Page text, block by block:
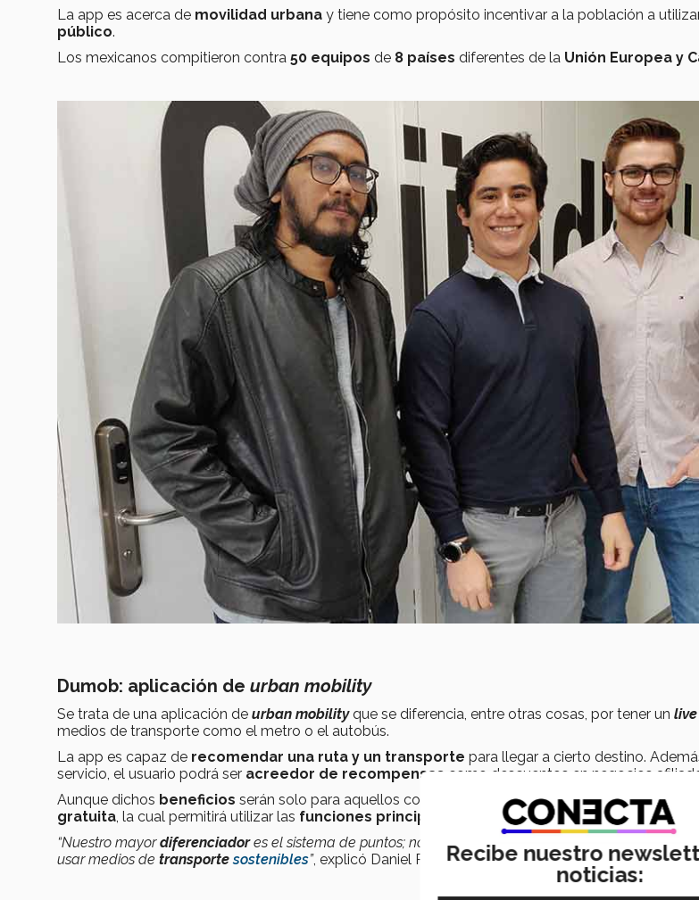
La app es acerca de movilidad urbana y tiene como propósito incentivar a la población a
público.
Los mexicanos compitieron contra 50 equipos de 8 países diferentes de la Unión Europea y
Dumob: aplicación de urban mobility
Se trata de una aplicación de urban mobilityque se diferencia, entre otras cosas, por tener un
medios de transporte como el metro o el autobús.
La app es capaz de recomendar una ruta y un transporte para llegar a cierto destino.
servicio, el usuario podrá ser acreedor de recompensas como descuentos en negocios
Aunque dichos beneficios serán solo para aquellos con suscripcióna la app, esta también
gratuita, la cual permitirá utilizar las funciones principales que son demovilidad.
“Nuestro mayordiferenciadores el sistema de puntos; no solo te dice cómo llegar a un lugar sino
usar medios de transportesostenibles”, explicó Daniel Palacios.Recibe nuestro
noticias: